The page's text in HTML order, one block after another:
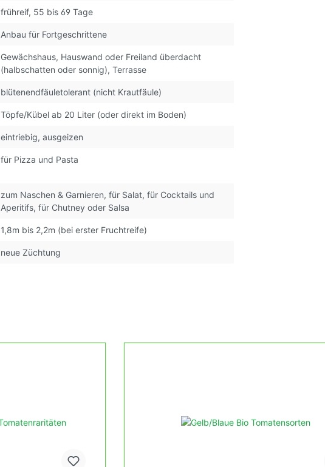
frühreif, 55 bis 69 Tage
Anbau für Fortgeschrittene
Gewächshaus, Hauswand oder Freiland überdacht
(halbschatten oder sonnig), Terrasse
blütenendfäuletolerant (nicht Krautfäule)
Töpfe/Kübel ab 20 Liter (oder direkt im Boden)
eintriebig, ausgeizen
für Pizza und Pasta
zum Naschen & Garnieren, für Salat, für Cocktails und
Aperitifs, für Chutney oder Salsa
1,8m bis 2,2m (bei erster Fruchtreife)
neue Züchtung